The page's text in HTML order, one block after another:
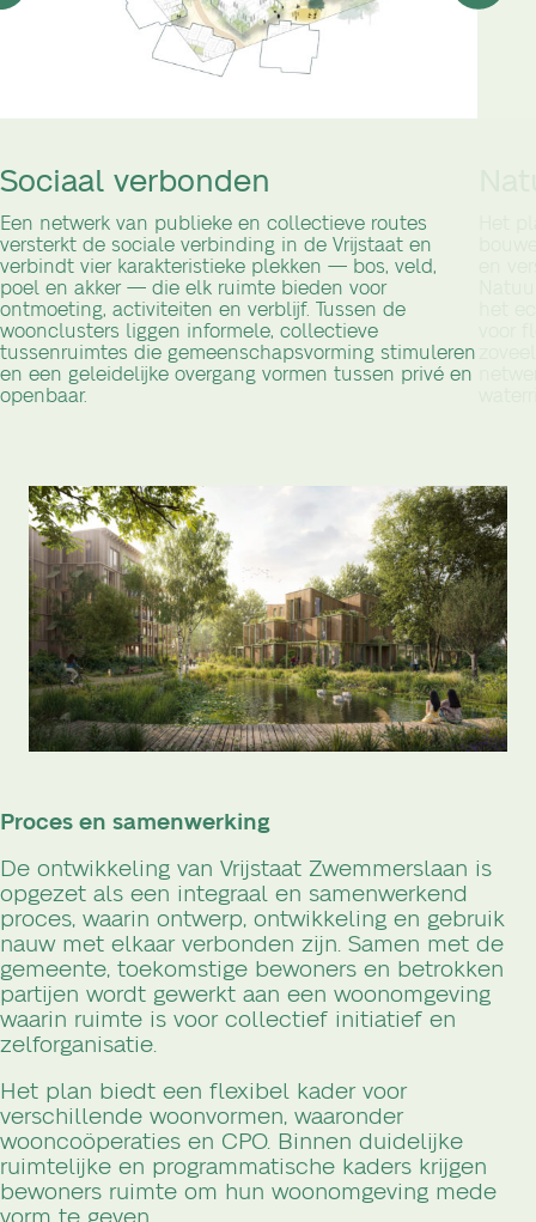
Sociaal verbonden
Een netwerk van publieke en collectieve routes
versterkt de sociale verbinding in de Vrijstaat en
verbindt vier karakteristieke plekken — bos, veld,
poel en akker — die elk ruimte bieden voor
ontmoeting, activiteiten en verblijf. Tussen de
woonclusters liggen informele, collectieve
tussenruimtes die gemeenschapsvorming stimuleren
en een geleidelijke overgang vormen tussen privé en
openbaar.
Proces en samenwerking
De ontwikkeling van Vrijstaat Zwemmerslaan is
opgezet als een integraal en samenwerkend
proces, waarin ontwerp, ontwikkeling en gebruik
nauw met elkaar verbonden zijn. Samen met de
gemeente, toekomstige bewoners en betrokken
partijen wordt gewerkt aan een woonomgeving
waarin ruimte is voor collectief initiatief en
zelforganisatie.
Het plan biedt een flexibel kader voor
verschillende woonvormen, waaronder
wooncoöperaties en CPO. Binnen duidelijke
ruimtelijke en programmatische kaders krijgen
bewoners ruimte om hun woonomgeving mede